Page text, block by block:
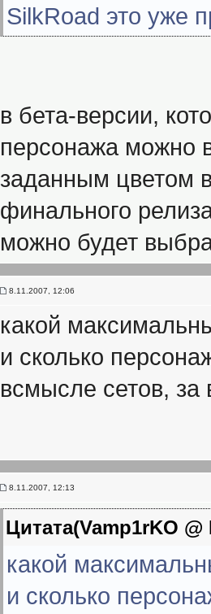
SilkRoad это уже
в бета-версии,
персонажа можно
заданным цветом
финального
можно будет
8.11.2007, 12:06
какой
и сколько
всмысле сетов, за
8.11.2007, 12:13
Цитата(Vamp1rKO
какой
и сколько